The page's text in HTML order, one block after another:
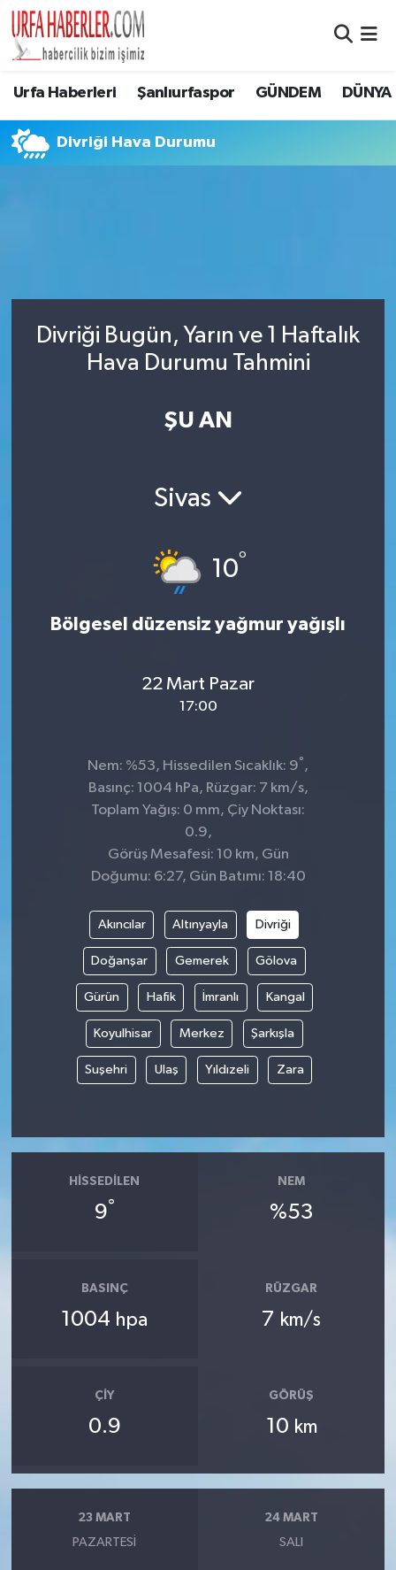
Urfa Haberleri Şanlıurfaspor GÜNDEM DÜNYA
Divriği Hava Durumu
Divriği Bugün, Yarın ve 1 Haftalık
Hava Durumu Tahmini
ŞU AN
Sivas
10°
Bölgesel düzensiz yağmur yağışlı
22 Mart Pazar
17:00
Nem: %53, Hissedilen Sıcaklık: 9°,
Basınç: 1004 hPa, Rüzgar: 7 km/s,
Toplam Yağış: 0 mm, Çiy Noktası:
0.9,
Görüş Mesafesi: 10 km, Gün
Doğumu: 6:27, Gün Batımı: 18:40
Akıncılar Altınyayla Divriği
Doğanşar Gemerek Gölova
Gürün Hafik İmranlı Kangal
Koyulhisar Merkez Şarkışla
Suşehri Ulaş Yıldızeli Zara
HISSEDILEN
9°
NEM
%53
BASINÇ
1004 hpa
RÜZGAR
7 km/s
ÇIY
0.9
GÖRÜŞ
10 km
23 MART
PAZARTESI
24 MART
SALI
Şanlıurfa Nöbetçi Eczaneler
Son Dakika Haberleri